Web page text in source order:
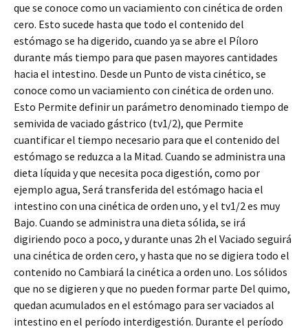
que se conoce como un vaciamiento con cinética de orden
cero. Esto sucede hasta que todo el contenido del
estómago se ha digerido, cuando ya se abre el Píloro
durante más tiempo para que pasen mayores cantidades
hacia el intestino. Desde un Punto de vista cinético, se
conoce como un vaciamiento con cinética de orden uno.
Esto Permite definir un parámetro denominado tiempo de
semivida de vaciado gástrico (tv1/2), que Permite
cuantificar el tiempo necesario para que el contenido del
estómago se reduzca a la Mitad. Cuando se administra una
dieta líquida y que necesita poca digestión, como por
ejemplo agua, Será transferida del estómago hacia el
intestino con una cinética de orden uno, y el tv1/2 es muy
Bajo. Cuando se administra una dieta sólida, se irá
digiriendo poco a poco, y durante unas 2h el Vaciado seguirá
una cinética de orden cero, y hasta que no se digiera todo el
contenido no Cambiará la cinética a orden uno. Los sólidos
que no se digieren y que no pueden formar parte Del quimo,
quedan acumulados en el estómago para ser vaciados al
intestino en el período interdigestión. Durante el período